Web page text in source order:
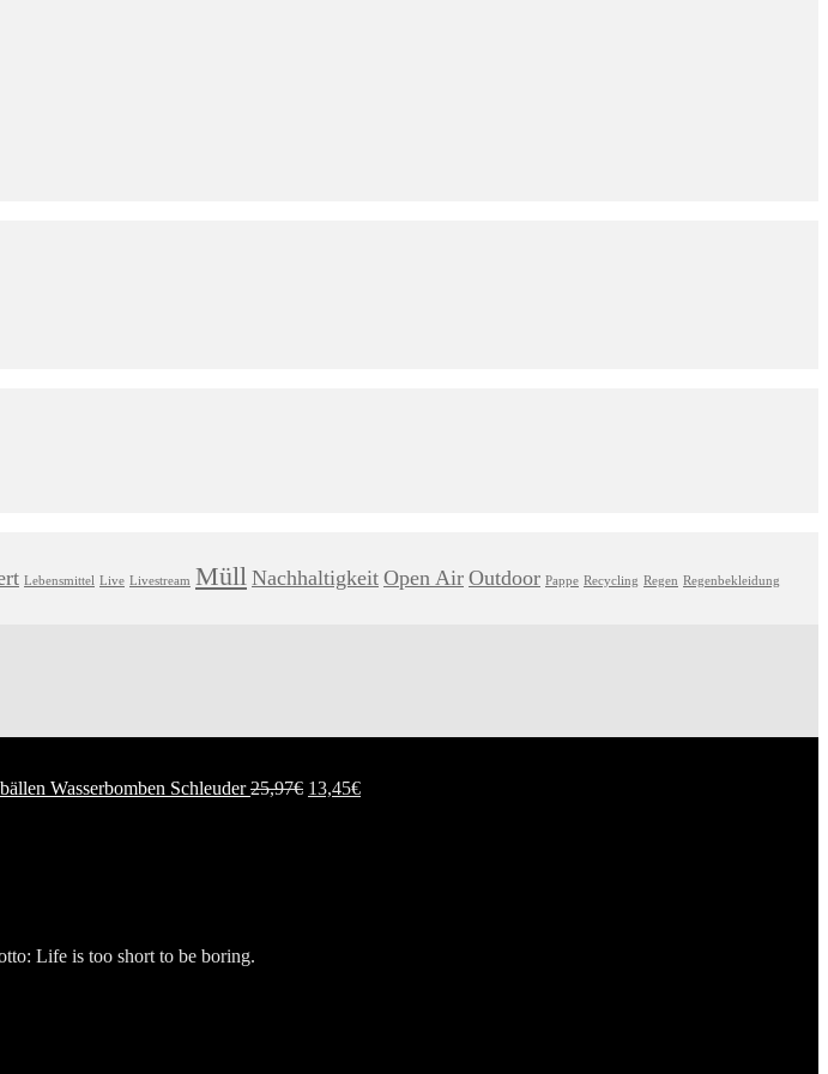
Lebensmittel Live Livestream Müll Nachhaltigkeit Open Air Outdoor Pappe Recycling Regen Regenbekleidung
Wasserbomben Schleuder 25,97€ 13,45€
Life is too short to be boring.